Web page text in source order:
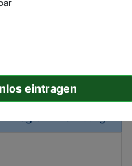
womit Sie sich von
Weg 5inHamburg
eintragen